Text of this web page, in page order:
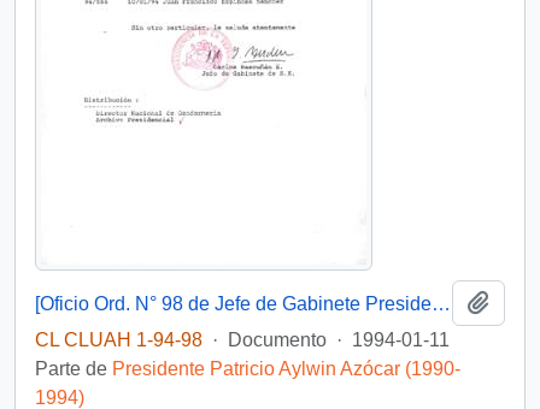
[Oficio Ord. N° 98 de Jefe de Gabinete Presidencial, remite copia de carta]
CL CLUAH 1-94-98 · Documento · 1994-01-11
Parte de Presidente Patricio Aylwin Azócar (1990-
1994)